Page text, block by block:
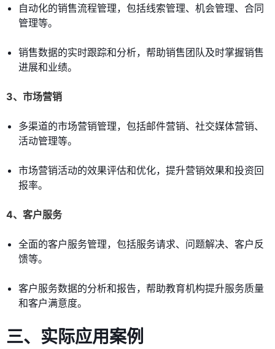
自动化的销售流程管理，包括线索管理、机会管理、合同
管理等。
销售数据的实时跟踪和分析，帮助销售团队及时掌握销售
进展和业绩。
3、市场营销
多渠道的市场营销管理，包括邮件营销、社交媒体营销、
活动管理等。
市场营销活动的效果评估和优化，提升营销效果和投资回
报率。
4、客户服务
全面的客户服务管理，包括服务请求、问题解决、客户反
馈等。
客户服务数据的分析和报告，帮助教育机构提升服务质量
和客户满意度。
三、实际应用案例